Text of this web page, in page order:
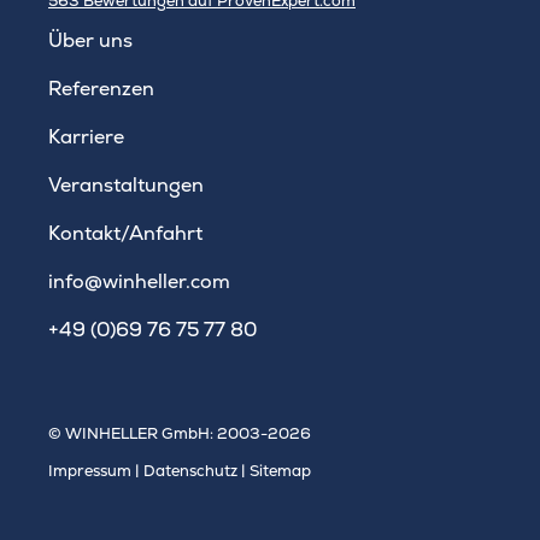
Über uns
Referenzen
Karriere
Veranstaltungen
Kontakt/Anfahrt
info@winheller.com
+49 (0)69 76 75 77 80
© WINHELLER GmbH: 2003-2026
Impressum | Datenschutz | Sitemap